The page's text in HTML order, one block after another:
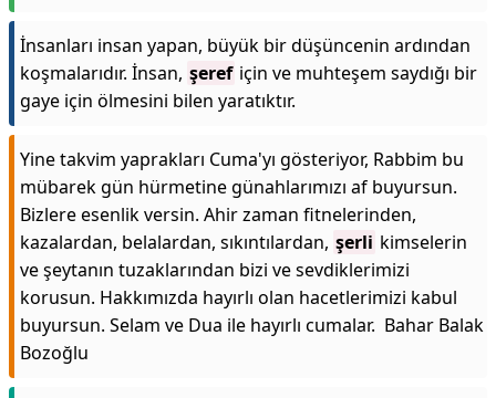
İnsanları insan yapan, büyük bir düşüncenin ardından
koşmalarıdır. İnsan, şeref için ve muhteşem saydığı bir
gaye için ölmesini bilen yaratıktır.
Yine takvim yaprakları Cuma'yı gösteriyor, Rabbim bu
mübarek gün hürmetine günahlarımızı af buyursun.
Bizlere esenlik versin. Ahir zaman fitnelerinden,
kazalardan, belalardan, sıkıntılardan, şerli kimselerin
ve şeytanın tuzaklarından bizi ve sevdiklerimizi
korusun. Hakkımızda hayırlı olan hacetlerimizi kabul
buyursun. Selam ve Dua ile hayırlı cumalar. Bahar Balak
Bozoğlu